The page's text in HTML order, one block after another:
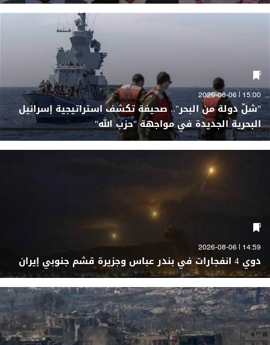
15:00 | 2026-08-06
"شلّ دولة من البحر".. صحيفة تكشف استراتيجية إسرائيل
البحرية الجديدة في مواجهة "حزب الله"
14:59 | 2026-08-06
دوي 4 انفجارات في بندر عباس وجزيرة قشم جنوبي إيران